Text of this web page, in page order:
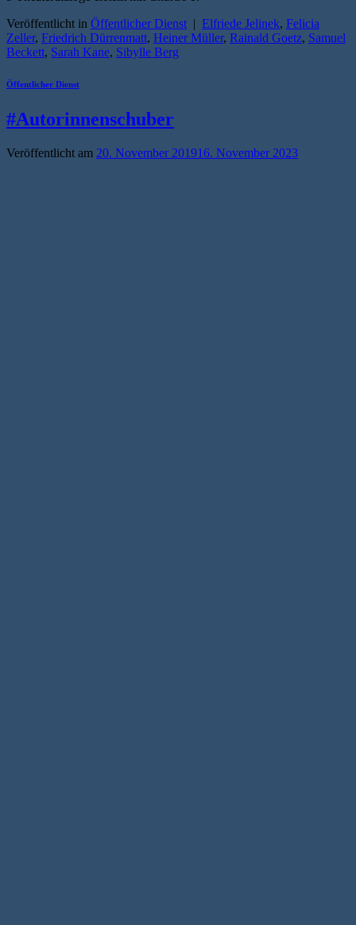
Veröffentlicht in Öffentlicher Dienst | Elfriede Jelinek, Felicia
Zeller, Friedrich Dürrenmatt, Heiner Müller, Rainald Goetz, Samuel
Beckett, Sarah Kane, Sibylle Berg
Öffentlicher Dienst
#Autorinnenschuber
Veröffentlicht am 20. November 201916. November 2023